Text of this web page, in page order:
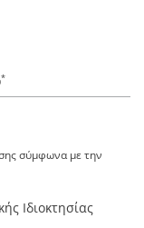
*
σύμφωνα με την
Ιδιοκτησίας